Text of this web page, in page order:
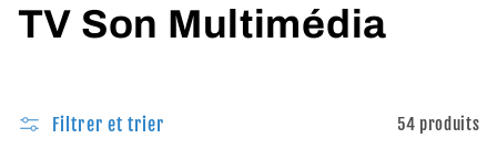
C
l
TV Son Multimédia
Filtrer et trier 54 produits